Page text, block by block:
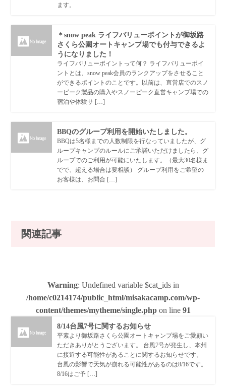
ます。
＊snow peak ライフバリューポイントが御坂路
さくら公園オートキャンプ場でも付与できるよ
うになりました！
ライフバリューポイントって何？ ライフバリューポイ
ントとは、snow peak会員のランクアップをさせること
ができるポイントのことです。以前は、直営店でのスノ
ーピーク製品の購入やスノーピーク直営キャンプ場での
宿泊や体験サ […]
BBQのグループ利用を開始いたしました。
BBQは5名様までの人数制限を行なっていましたが、グ
ループキャンプのルールにご承諾いただけましたら、グ
ループでのご利用が可能にいたします。（最大30名様ま
でで、超える場合は要相談） グループ利用をご希望の
お客様は、お問合 […]
関連記事
Warning: Undefined variable $cat_ids in
/home/c0214174/public_html/misakacamp.com/wp-
content/themes/mytheme/single.phpon line 91
8/14台風7号に関するお知らせ
平素より御坂路さくら公園オートキャンプ場をご愛顧い
ただきありがとうございます。 台風7号が発生し、本州
に接近する可能性があることに関するお知らせです。
台風の影響で天気が崩れる可能性があるのは8/16です。
8/16はご予 […]